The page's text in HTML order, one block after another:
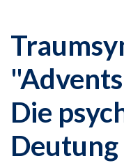
Die
Deutung